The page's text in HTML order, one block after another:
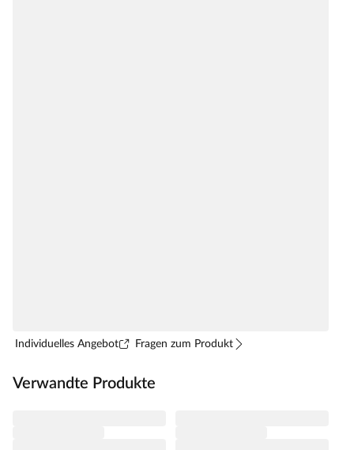
Individuelles Angebot Fragen zum Produkt
Verwandte Produkte